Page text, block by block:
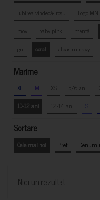
Iubirea vindecă- roșu
Logo
mov
baby pink mentă
gri
coral albastru navy
Marime
XL M XS 5/6 ani
10-12 ani
12-14 ani S
Sortare
Cele mai noi Pret
Nici un rezultat